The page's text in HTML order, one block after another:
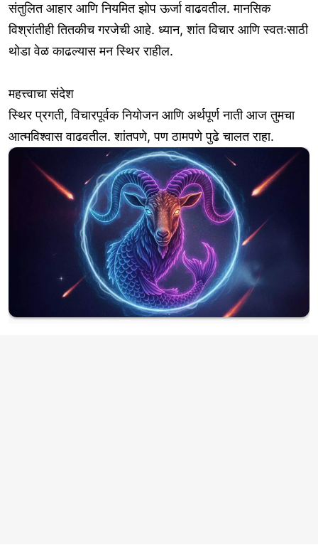
संतुलित आहार आणि नियमित झोप ऊर्जा वाढवतील. मानसिक
विश्रांतीही तितकीच गरजेची आहे. ध्यान, शांत विचार आणि स्वतःसाठी
थोडा वेळ काढल्यास मन स्थिर राहील.
महत्त्वाचा संदेश
स्थिर प्रगती, विचारपूर्वक नियोजन आणि अर्थपूर्ण नाती आज तुमचा
आत्मविश्वास वाढवतील. शांतपणे, पण ठामपणे पुढे चालत राहा.